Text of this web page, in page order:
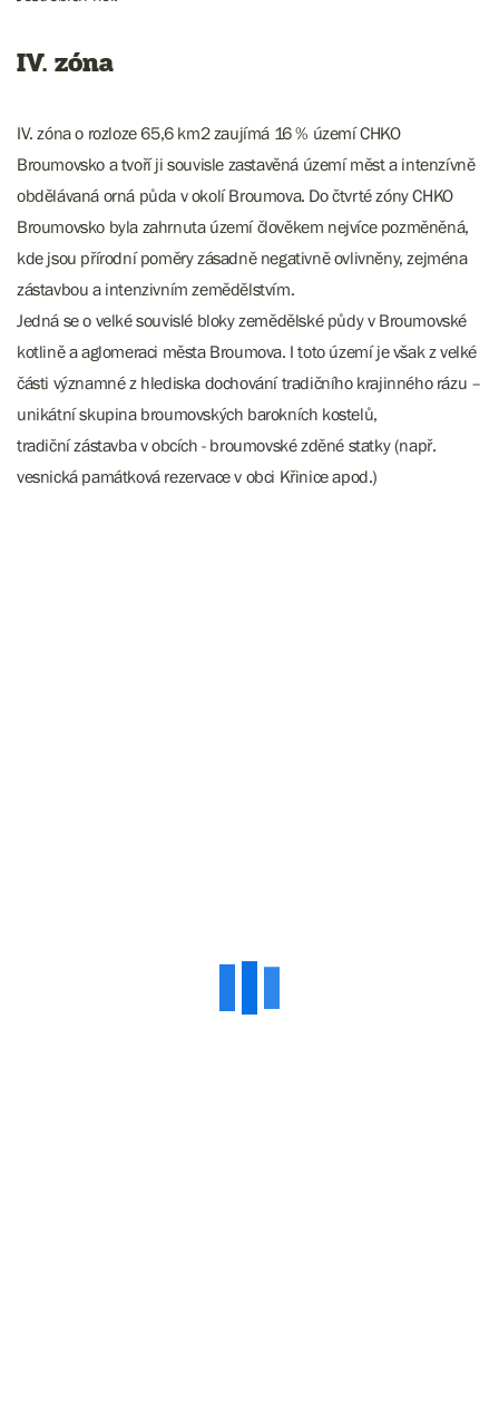
IV. zóna
IV. zóna o rozloze 65,6 km2 zaujímá 16 % území CHKO
Broumovsko a tvoří ji souvisle zastavěná území měst a intenzívně
obdělávaná orná půda v okolí Broumova. Do čtvrté zóny CHKO
Broumovsko byla zahrnuta území člověkem nejvíce pozměněná,
kde jsou přírodní poměry zásadně negativně ovlivněny, zejména
zástavbou a intenzivním zemědělstvím.
Jedná se o velké souvislé bloky zemědělské půdy v Broumovské
kotlině a aglomeraci města Broumova. I toto území je však z velké
části významné z hlediska dochování tradičního krajinného rázu –
unikátní skupina broumovských barokních kostelů,
tradiční zástavba v obcích - broumovské zděné statky (např.
vesnická památková rezervace v obci Křinice apod.)